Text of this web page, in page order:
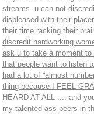
streams. u can not
displeased with their
their time racking their
discredit hardworking
ask u to take a moment to
that people want to listen
had a lot of “almost
thing because I FEEL
HEARD AT ALL .... and
my talented ass peers in